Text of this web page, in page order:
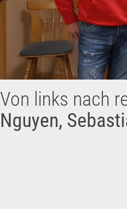
Von links nach
Nguyen,